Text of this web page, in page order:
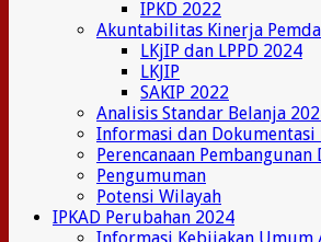
IPKD 2022
Akuntabilitas Kinerja Pemda
LKjIP dan LPPD 2024
LKJIP
SAKIP 2022
Analisis Standar Belanja
Informasi dan
Perencanaan Pembangunan
Pengumuman
Potensi Wilayah
IPKAD Perubahan 2024